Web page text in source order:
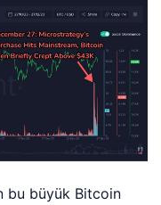
bu büyük Bitcoin